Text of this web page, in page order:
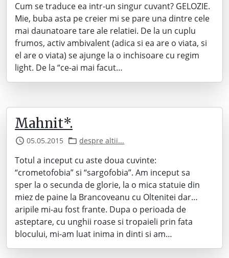
Cum se traduce ea intr-un singur cuvant? GELOZIE.
Mie, buba asta pe creier mi se pare una dintre cele
mai daunatoare tare ale relatiei. De la un cuplu
frumos, activ ambivalent (adica si ea are o viata, si
el are o viata) se ajunge la o inchisoare cu regim
light. De la “ce-ai mai facut…
Mahnit*.
05.05.2015 despre altii...
Totul a inceput cu aste doua cuvinte:
“crometofobia” si “sargofobia”. Am inceput sa
sper la o secunda de glorie, la o mica statuie din
miez de paine la Brancoveanu cu Oltenitei dar…
aripile mi-au fost frante. Dupa o perioada de
asteptare, cu unghii roase si tropaieli prin fata
blocului, mi-am luat inima in dinti si am…